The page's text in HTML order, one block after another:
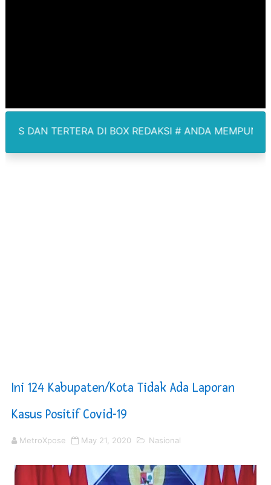
Ekspor Tersangka Dugaan Korupsi ADD Desa
4 Dokter Asal Nias Barat Lulus PPDS di FK USU,
OKU Timur Jalin Komunikasi ke semua Stackholder
DPRD Kota Bekasi Minta Penanganan Pencemaran
DI BOX REDAKSI # ANDA MEMPUNYAI
Ini 124 Kabupaten/Kota Tidak Ada Laporan
Kasus Positif Covid-19
MetroXpose May 21, 2020 Nasional